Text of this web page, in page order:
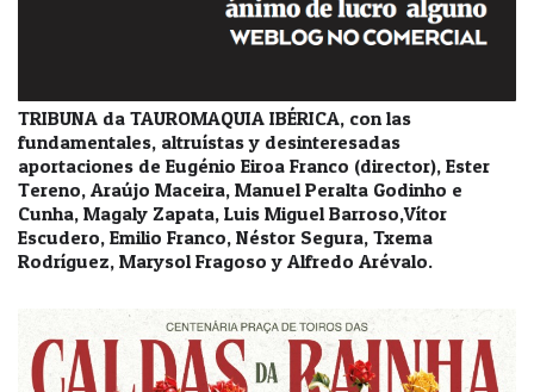
TRIBUNA da TAUROMAQUIA IBÉRICA, con las
fundamentales, altruístas y desinteresadas
aportaciones de Eugénio Eiroa Franco (director), Ester
Tereno, Araújo Maceira, Manuel Peralta Godinho e
Cunha, Magaly Zapata, Luis Miguel Barroso,Vítor
Escudero, Emilio Franco, Néstor Segura, Txema
Rodríguez, Marysol Fragoso y Alfredo Arévalo.